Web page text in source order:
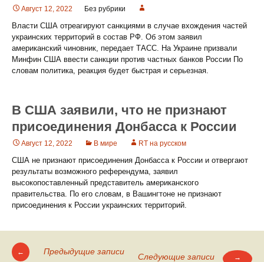
Август 12, 2022 Без рубрики
Власти США отреагируют санкциями в случае вхождения частей
украинских территорий в состав РФ. Об этом заявил
американский чиновник, передает ТАСС. На Украине призвали
Минфин США ввести санкции против частных банков России По
словам политика, реакция будет быстрая и серьезная.
В США заявили, что не признают
присоединения Донбасса к России
Август 12, 2022 В мире RT на русском
США не признают присоединения Донбасса к России и отвергают
результаты возможного референдума, заявил
высокопоставленный представитель американского
правительства. По его словам, в Вашингтоне не признают
присоединения к России украинских территорий.
← Предыдущие записи
Следующие записи →